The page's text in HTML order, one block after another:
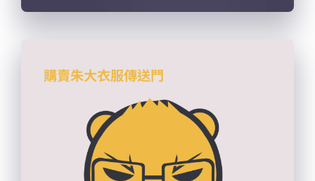
購賣朱大衣服傳送門